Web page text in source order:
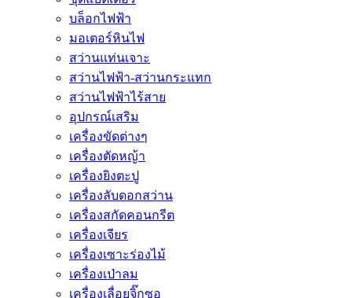
บล็อกไฟฟ้า
มอเตอร์หินไฟ
สว่านแท่นเจาะ
สว่านไฟฟ้า-สว่านกระแทก
สว่านไฟฟ้าไร้สาย
อุปกรณ์เสริม
เครื่องขัดต่างๆ
เครื่องตัดหญ้า
เครื่องยิงตะปู
เครื่องลับดอกสว่าน
เครื่องสกัดคอนกรีต
เครื่องเจียร
เครื่องเซาะร่องไม้
เครื่องเป่าลม
เครื่องเลื่อยจิ๊กซอ